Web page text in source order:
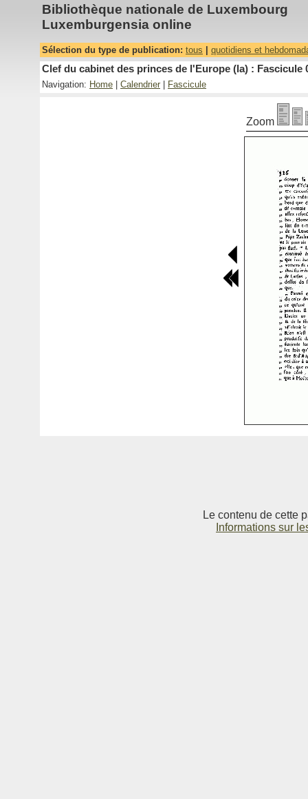
Bibliothèque nationale de Luxembourg
Luxemburgensia online
Sélection du type de publication: tous quotidiens et
Clef du cabinet des princes de l'Europe (la) : Fascicule
Navigation: Home Calendrier Fascicule
Zoom
Le contenu de cette
Informations sur